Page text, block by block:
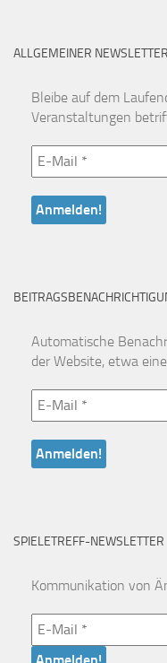
ALLGEMEINER NEWSLETTER
Bleibe auf dem
Veranstaltungen
Automatische
der Website, etwa
SPIELETREFF-NEWSLETTER
Kommunikation von